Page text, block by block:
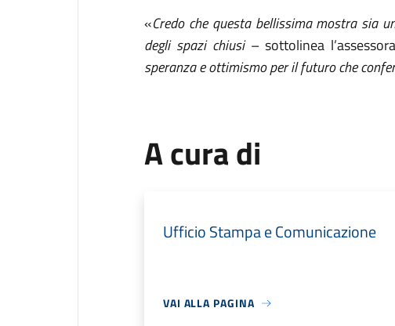
«Credo che questa bellissima mostra sia
degli spazi chiusi– sottolinea
speranza e ottimismo per il futuro che
A cura di
Ufficio Stampa e Comunicazione
VAI ALLA PAGINA